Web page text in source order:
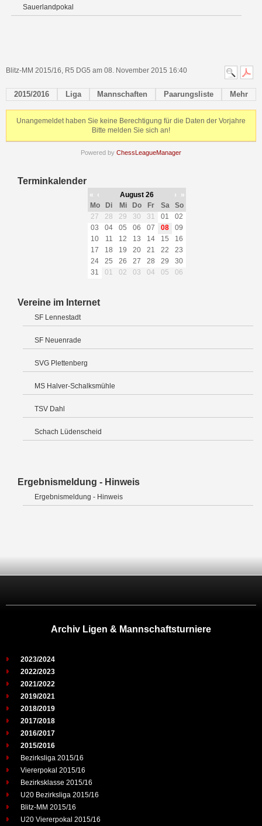
Sauerlandpokal
Blitz-MM 2015/16, R5 DG5 am 08. November 2015 16:40
2015/2016 Liga Mannschaften Paarungsliste Mehr
Unangemeldet haben Sie keine Berechtigung für die Daten der Vorjahre
Bitte melden Sie sich an!
Powered by ChessLeagueManager
Terminkalender
« ‹ August 26 ›
»
Mo
Di Mi Do Fr Sa
So
27
28 29 30 31 01
02
03
04 05 06 07 08
09
10
11 12 13 14 15
16
17
18 19 20 21 22
23
24
25 26 27 28 29
30
31
01 02 03 04 05 06
Vereine im Internet
SF Lennestadt
SF Neuenrade
SVG Plettenberg
MS Halver-Schalksmühle
TSV Dahl
Schach Lüdenscheid
Ergebnismeldung - Hinweis
Ergebnismeldung - Hinweis
Archiv Ligen & Mannschaftsturniere
2023/2024
2022/2023
2021/2022
2019/2021
2018/2019
2017/2018
2016/2017
2015/2016
Bezirksliga 2015/16
Viererpokal 2015/16
Bezirksklasse 2015/16
U20 Bezirksliga 2015/16
Blitz-MM 2015/16
U20 Viererpokal 2015/16